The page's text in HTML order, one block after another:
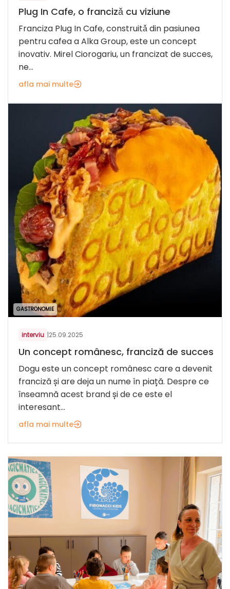
Plug In Cafe, o francizǎ cu viziune
Franciza Plug In Cafe, construitǎ din pasiunea
pentru cafea a Alka Group, este un concept
inovativ. Mirel Ciorogariu, un francizat de succes,
ne...
afla mai multe
GASTRONOMIE
interviu |25.09.2025
Un concept românesc, franciză de succes
Dogu este un concept românesc care a devenit
franciză și are deja un nume în piață. Despre ce
înseamnă acest brand și de ce este el
interesant...
afla mai multe